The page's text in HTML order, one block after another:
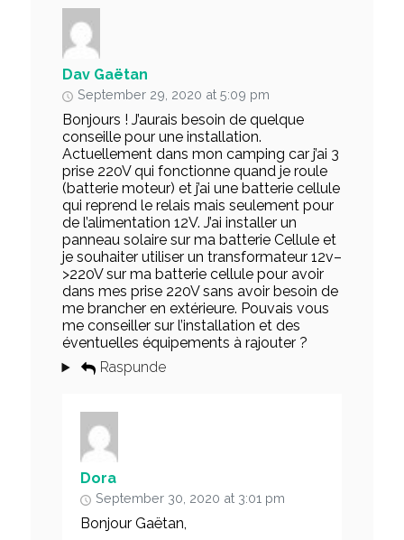
Dav Gaëtan
September 29, 2020 at 5:09 pm
Bonjours ! J’aurais besoin de quelque
conseille pour une installation.
Actuellement dans mon camping car j’ai 3
prise 220V qui fonctionne quand je roule
(batterie moteur) et j’ai une batterie cellule
qui reprend le relais mais seulement pour
de l’alimentation 12V. J’ai installer un
panneau solaire sur ma batterie Cellule et
je souhaiter utiliser un transformateur 12v–
>220V sur ma batterie cellule pour avoir
dans mes prise 220V sans avoir besoin de
me brancher en extérieure. Pouvais vous
me conseiller sur l’installation et des
éventuelles équipements à rajouter ?
Raspunde
Dora
September 30, 2020 at 3:01 pm
Bonjour Gaëtan,